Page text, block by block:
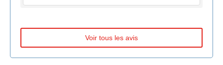
Voir tous les avis